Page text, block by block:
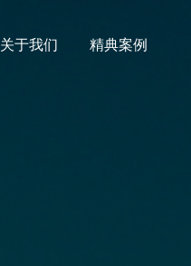
关于我们 精典案例